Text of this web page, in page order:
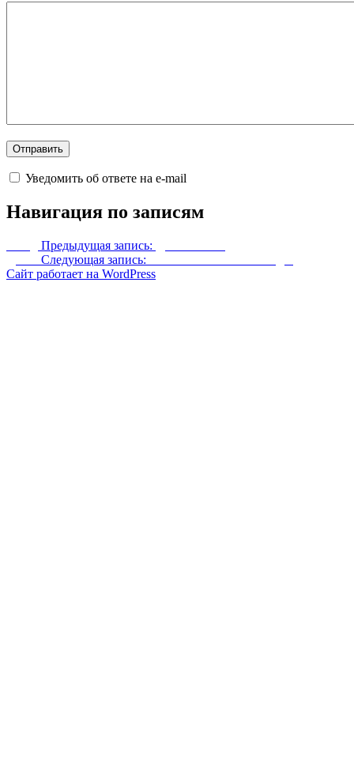
Уведомить об ответе на e-mail
Навигация по записям
Предыдущая запись:
Следующая запись:
Сайт работает на WordPress